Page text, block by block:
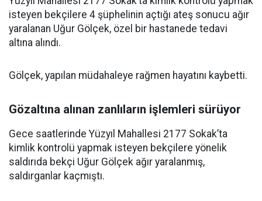
isteyen bekçilere 4 şüphelinin açtığı ateş sonucu ağır
yaralanan Uğur Gölçek, özel bir hastanede tedavi
altına alındı.
Gölçek, yapılan müdahaleye rağmen hayatını kaybetti.
Gözaltına alınan zanlıların işlemleri sürüyor
Gece saatlerinde Yüzyıl Mahallesi 2177 Sokak’ta
kimlik kontrolü yapmak isteyen bekçilere yönelik
saldırıda bekçi Uğur Gölçek ağır yaralanmış,
saldırganlar kaçmıştı.